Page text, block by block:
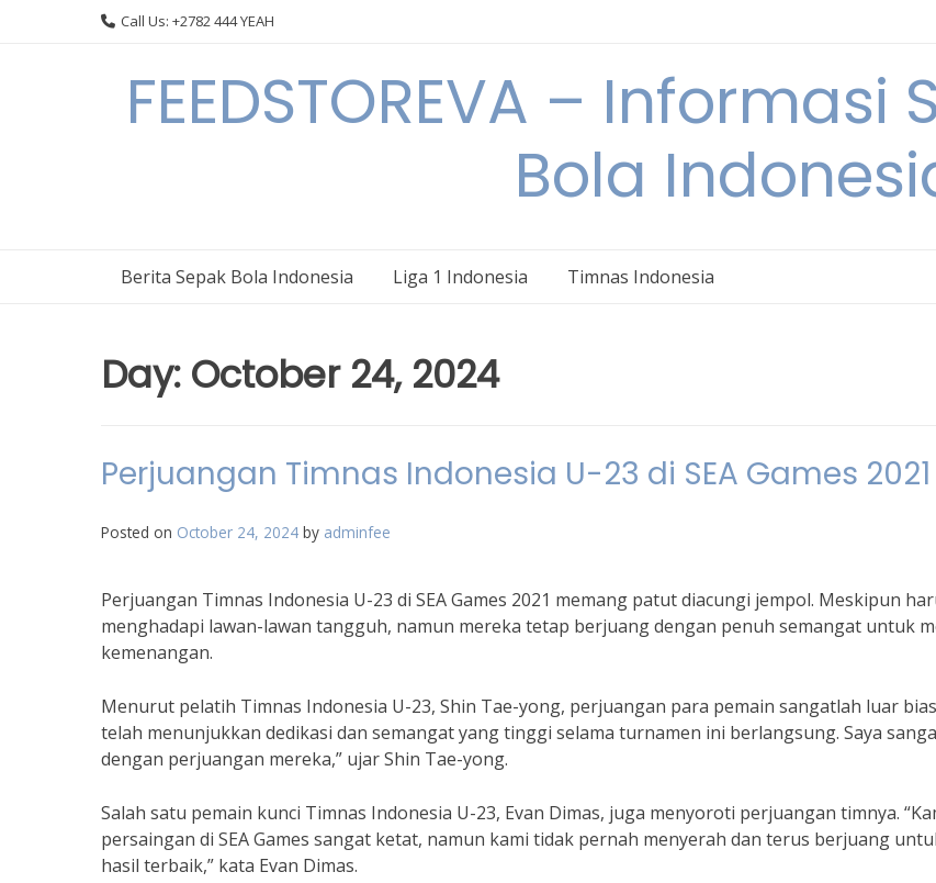
Call Us: +2782 444 YEAH
FEEDSTOREVA –
Bola
Berita Sepak Bola Indonesia Liga 1 Indonesia Timnas Indonesia
Day: October 24, 2024
Perjuangan Timnas Indonesia U-23 di SEA Games 2021
Posted on October 24, 2024 by adminfee
Perjuangan Timnas Indonesia U-23 di SEA Games 2021 memang patut diacungi jempol. Meskipun
menghadapi lawan-lawan tangguh, namun mereka tetap berjuang dengan penuh semangat untuk
kemenangan.
Menurut pelatih Timnas Indonesia U-23, Shin Tae-yong, perjuangan para pemain sangatlah luar
telah menunjukkan dedikasi dan semangat yang tinggi selama turnamen ini berlangsung. Saya
dengan perjuangan mereka,” ujar Shin Tae-yong.
Salah satu pemain kunci Timnas Indonesia U-23, Evan Dimas, juga menyoroti perjuangan timnya.
persaingan di SEA Games sangat ketat, namun kami tidak pernah menyerah dan terus berjuang
hasil terbaik,” kata Evan Dimas.